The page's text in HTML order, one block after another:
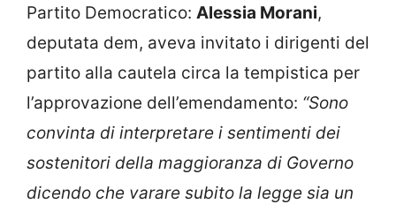
Partito Democratico: Alessia Morani,
deputata dem, aveva invitato i dirigenti del
partito alla cautela circa la tempistica per
l’approvazione dell’emendamento: “Sono
convinta di interpretare i sentimenti dei
sostenitori della maggioranza di Governo
dicendo che varare subito la legge sia un